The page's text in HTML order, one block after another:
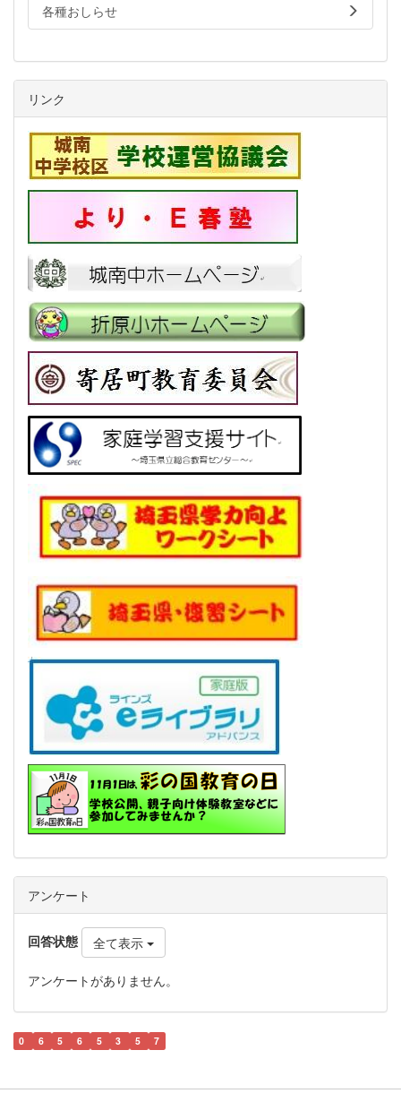
各種おしらせ
リンク
アンケート
回答状態 全て表示
アンケートがありません。
0 6 5 6 5 3 5 7